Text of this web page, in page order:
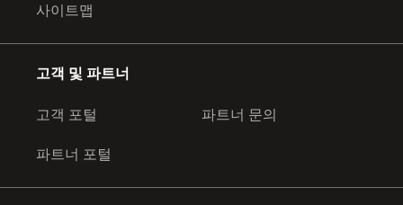
사이트맵
고객 및 파트너
고객 포털 파트너 문의
파트너 포털